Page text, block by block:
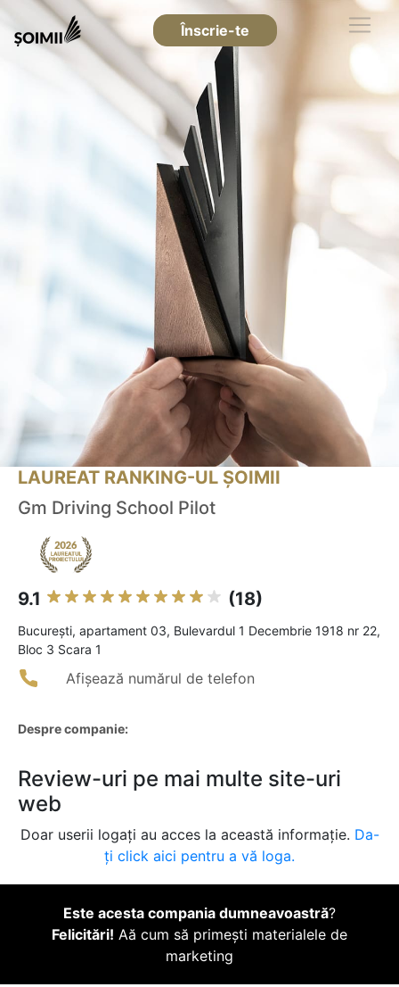
Înscrie-te
LAUREAT RANKING-UL ȘOIMII
Gm Driving School Pilot
9.1 (18)
Bucureşti, apartament 03, Bulevardul 1 Decembrie 1918 nr 22,
Bloc 3 Scara 1
Afișează numărul de telefon
Despre companie:
Review-uri pe mai multe site-uri
web
Doar userii logați au acces la această informație. Da-
ți click aici pentru a vă loga.
Este acesta compania dumneavoastră?
Felicitări! Aă cum să primești materialele de
marketing